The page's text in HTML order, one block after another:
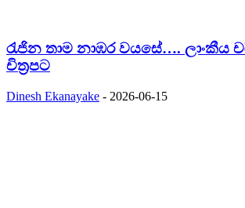
රැජින තාම නාඹර වයසේ…. ලාංකීය
චිත්‍රපට
Dinesh Ekanayake - 2026-06-15